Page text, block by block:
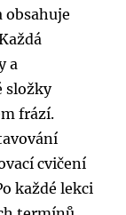
obsahuje
a
složky
frází.
cvičení
každé lekci